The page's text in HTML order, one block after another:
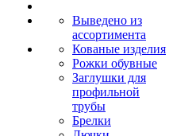
Выведено из
ассортимента
Кованые изделия
Рожки обувные
Заглушки для
профильной
трубы
Брелки